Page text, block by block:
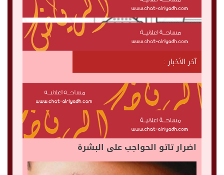
آخر الأخبار :
اضرار تاتو الحواجب على البشرة